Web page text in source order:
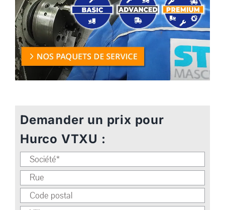
Demander un prix pour
Hurco VTXU :